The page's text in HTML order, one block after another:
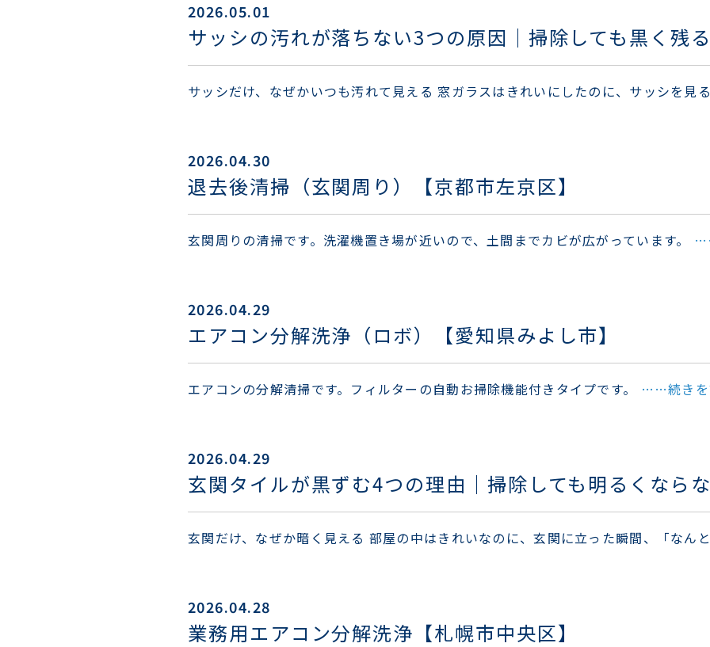
2026.05.01
サッシの汚れが落ちない3つの原因｜掃除しても黒く残
サッシだけ、なぜかいつも汚れて見える 窓ガラスはきれいにしたのに、サッシを見
2026.04.30
退去後清掃（玄関周り）【京都市左京区】
玄関周りの清掃です。洗濯機置き場が近いので、土間までカビが広がっています。
2026.04.29
エアコン分解洗浄（ロボ）【愛知県みよし市】
エアコンの分解清掃です。フィルターの自動お掃除機能付きタイプです。 ……続きを
2026.04.29
玄関タイルが黒ずむ4つの理由｜掃除しても明るくなら
玄関だけ、なぜか暗く見える 部屋の中はきれいなのに、玄関に立った瞬間、「なん
2026.04.28
業務用エアコン分解洗浄【札幌市中央区】